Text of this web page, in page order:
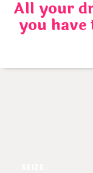
Skip
content
All your
you have